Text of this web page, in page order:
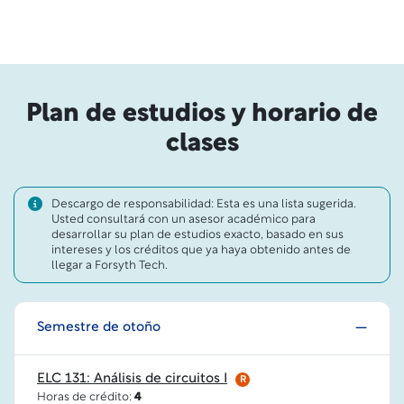
Plan de estudios y horario de
clases
Descargo de responsabilidad: Esta es una lista sugerida.
Usted consultará con un asesor académico para
desarrollar su plan de estudios exacto, basado en sus
intereses y los créditos que ya haya obtenido antes de
llegar a Forsyth Tech.
Semestre de otoño
ELC 131: Análisis de circuitos I R
Horas de crédito: 4